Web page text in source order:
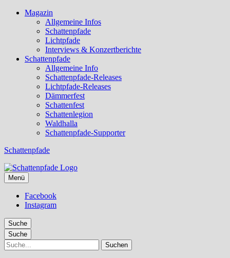
Magazin
Allgemeine Infos
Schattenpfade
Lichtpfade
Interviews & Konzertberichte
Schattenpfade
Allgemeine Info
Schattenpfade-Releases
Lichtpfade-Releases
Dämmerfest
Schattenfest
Schattenlegion
Waldhalla
Schattenpfade-Supporter
Schattenpfade
Menü
Facebook
Instagram
Suche
Suche
Suche